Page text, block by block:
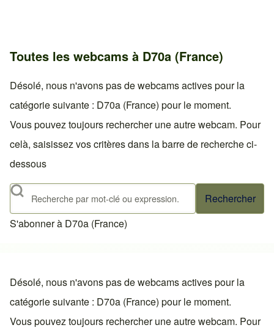
Toutes les webcams à D70a (France)
Désolé, nous n'avons pas de webcams actives pour la
catégorie suivante : D70a (France) pour le moment.
Vous pouvez toujours rechercher une autre webcam. Pour
celà, saisissez vos critères dans la barre de recherche ci-
dessous
Rechercher
S'abonner à D70a (France)
Désolé, nous n'avons pas de webcams actives pour la
catégorie suivante : D70a (France) pour le moment.
Vous pouvez toujours rechercher une autre webcam. Pour